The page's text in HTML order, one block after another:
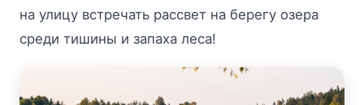
на улицу встречать рассвет на берегу озера
среди тишины и запаха леса!